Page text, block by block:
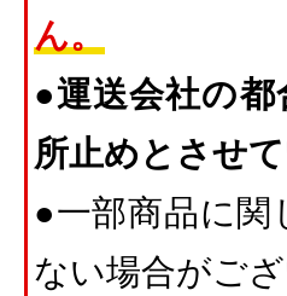
ん。
●運送会社の
所止めとさせ
●一部商品に
ない場合がござ